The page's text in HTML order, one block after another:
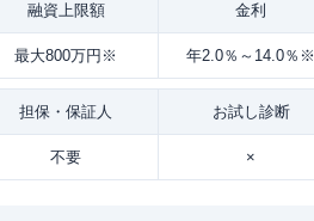
融資上限額 金利
最大800万円※ 年2.0％～14.0％※
担保・ 保証人 お試し診断
不要 ×